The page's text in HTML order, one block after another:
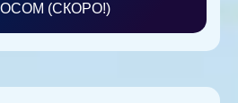
(СКОРО!)